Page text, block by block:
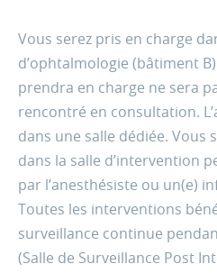
Vous serez pris en charge
d’ophtalmologie (bâtiment
prendra en charge ne sera
rencontré en consultation.
dans une salle dédiée. Vous
dans la salle d’intervention
par l’anesthésiste ou un(e)
Toutes les interventions
surveillance continue
(Salle de Surveillance Post